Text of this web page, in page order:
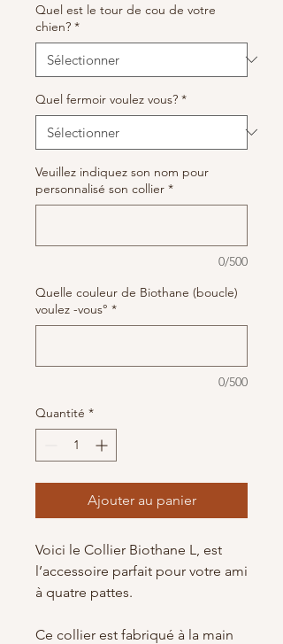
Quel est le tour de cou de votre
chien? *
Quel fermoir voulez vous? *
Veuillez indiquez son nom pour
personnalisé son collier *
0/500
Quelle couleur de Biothane (boucle)
voulez -vous° *
0/500
Quantité *
Ajouter au panier
Voici le Collier Biothane L, est
l’accessoire parfait pour votre ami
à quatre pattes.
Ce collier est fabriqué à la main